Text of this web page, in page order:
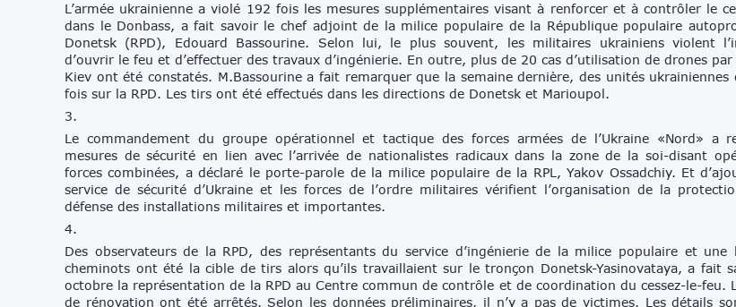
L’armée ukrainienne a violé 192 fois les mesures supplémentaires visant à renforcer et à contrôler le
dans le Donbass, a fait savoir le chef adjoint de la milice populaire de la République populaire
Donetsk (RPD), Edouard Bassourine. Selon lui, le plus souvent, les militaires ukrainiens violent
d’ouvrir le feu et d’effectuer des travaux d’ingénierie. En outre, plus de 20 cas d’utilisation de drones par
Kiev ont été constatés. M.Bassourine a fait remarquer que la semaine dernière, des unités
fois sur la RPD. Les tirs ont été effectués dans les directions de Donetsk et Marioupol.
3.
Le commandement du groupe opérationnel et tactique des forces armées de l’Ukraine «Nord» a
mesures de sécurité en lien avec l’arrivée de nationalistes radicaux dans la zone de la soi-disant
forces combinées, a déclaré le porte-parole de la milice populaire de la RPL, Yakov Ossadchiy. Et
service de sécurité d’Ukraine et les forces de l’ordre militaires vérifient l’organisation de la
défense des installations militaires et importantes.
4.
Des observateurs de la RPD, des représentants du service d’ingénierie de la milice populaire et une
cheminots ont été la cible de tirs alors qu’ils travaillaient sur le tronçon Donetsk-Yasinovataya, a fait
octobre la représentation de la RPD au Centre commun de contrôle et de coordination du cessez-le-feu.
de rénovation ont été arrêtés. Selon les données préliminaires, il n’y a pas de victimes. Les détails